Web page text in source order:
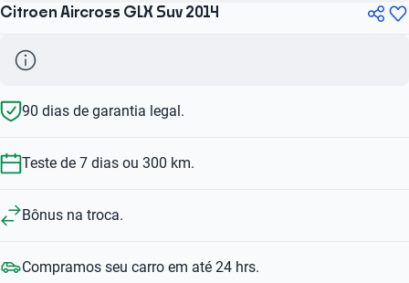
Citroen Aircross GLX Suv 2014
90 dias de garantia legal.
Teste de 7 dias ou 300 km.
Bônus na troca.
Compramos seu carro em até 24 hrs.